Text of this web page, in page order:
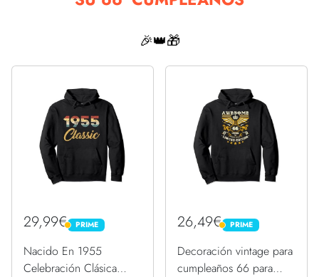
🎉👑🎁
29,99€ PRIME
PRIME
Nacido En 1955
Celebración Clásica
26,49€ PRIME
PRIME
Decoración vintage para
cumpleaños 66 para